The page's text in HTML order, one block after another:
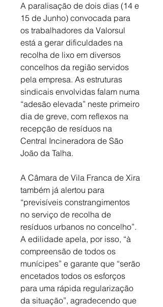
A paralisação de dois dias (14 e
15 de Junho) convocada para
os trabalhadores da Valorsul
está a gerar dificuldades na
recolha de lixo em diversos
concelhos da região servidos
pela empresa. As estruturas
sindicais envolvidas falam numa
“adesão elevada” neste primeiro
dia de greve, com reflexos na
recepção de resíduos na
Central Incineradora de São
João da Talha.
A Câmara de Vila Franca de Xira
também já alertou para
“previsíveis constrangimentos
no serviço de recolha de
resíduos urbanos no concelho”.
A edilidade apela, por isso, “à
compreensão de todos os
munícipes” e garante que “serão
encetados todos os esforços
para uma rápida regularização
da situação”, agradecendo que